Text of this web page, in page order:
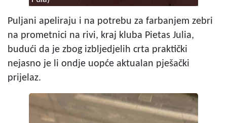
Puljani apeliraju i na potrebu za farbanjem zebri
na prometnici na rivi, kraj kluba Pietas Julia,
budući da je zbog izbljedjelih crta praktički
nejasno je li ondje uopće aktualan pješački
prijelaz.